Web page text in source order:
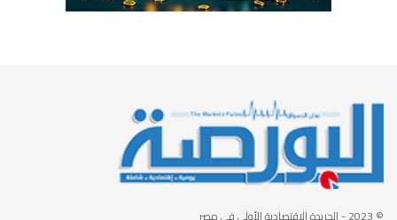
© 2023 - الجريدة الاقتصادية الأولى في مصر